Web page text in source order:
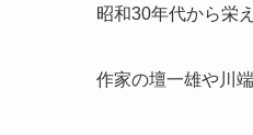
昭和30年代から栄
作家の壇一雄や川